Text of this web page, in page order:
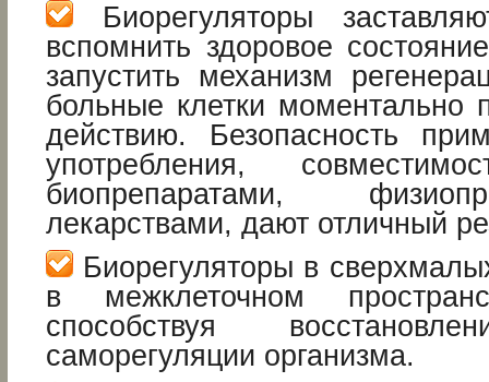
Биорегуляторы
вспомнить здоровое
запустить механизм
больные клетки моментально
действию. Безопасность
употребления,
биопрепаратами,
лекарствами, дают отличный
Биорегуляторы в
в межклеточном
способствуя
саморегуляции организма.